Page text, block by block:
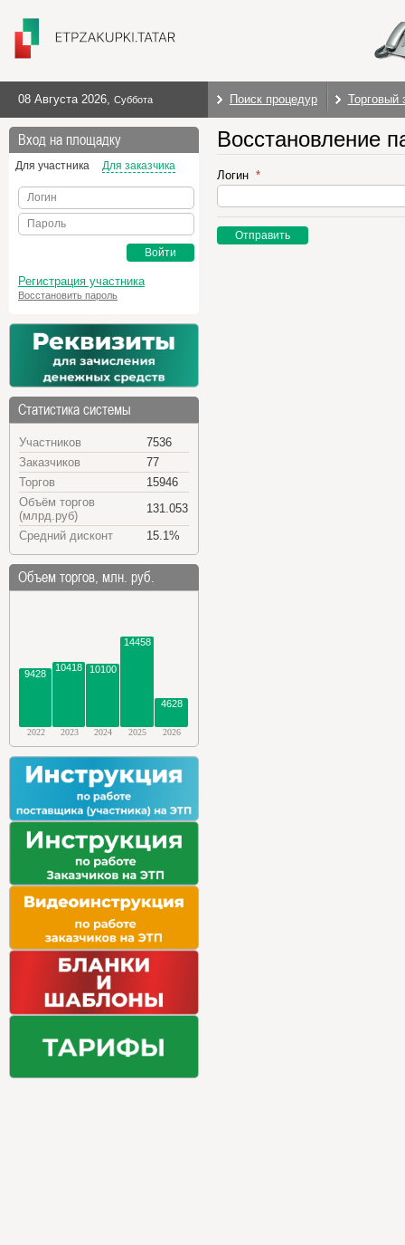
08 Августа 2026, Суббота Поиск процедур Торговый
Вход на площадку
Для участника Для заказчика
Логин
Пароль
Войти
Регистрация участника
Восстановить пароль
Статистика системы
Участников
7536
Заказчиков
77
Торгов
15946
Объём торгов
(млрд.руб)
131.053
Средний дисконт
15.1%
Объем торгов, млн. руб.
9428
10418 10100
14458
4628
2022 2023 2024 2025 2026
Восстановление
Логин
Отправить